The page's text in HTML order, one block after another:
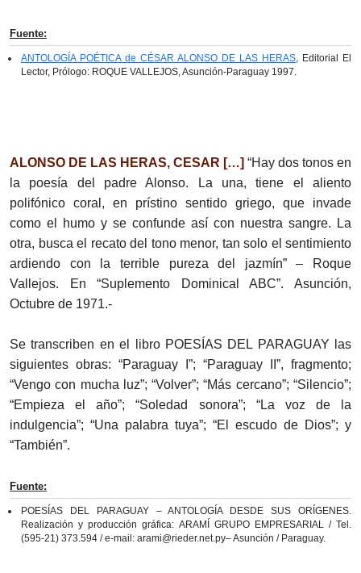
Fuente:
ANTOLOGÍA POÉTICA de CÉSAR ALONSO DE LAS HERAS, Editorial El
Lector, Prólogo: ROQUE VALLEJOS, Asunción-Paraguay 1997.
ALONSO DE LAS HERAS, CESAR […] “Hay dos tonos en
la poesía del padre Alonso. La una, tiene el aliento
polifónico coral, en prístino sentido griego, que invade
como el humo y se confunde así con nuestra sangre. La
otra, busca el recato del tono menor, tan solo el sentimiento
ardiendo con la terrible pureza del jazmín” – Roque
Vallejos. En “Suplemento Dominical ABC”. Asunción,
Octubre de 1971.-
Se transcriben en el libro POESÍAS DEL PARAGUAY las
siguientes obras: “Paraguay I”; “Paraguay II”, fragmento;
“Vengo con mucha luz”; “Volver”; “Más cercano”; “Silencio”;
“Empieza el año”; “Soledad sonora”; “La voz de la
indulgencia”; “Una palabra tuya”; “El escudo de Dios”; y
“También”.
Fuente:
POESÍAS DEL PARAGUAY – ANTOLOGÍA DESDE SUS ORÍGENES.
Realización y producción gráfica: ARAMÍ GRUPO EMPRESARIAL / Tel.
(595-21) 373.594 / e-mail: arami@rieder.net.py– Asunción / Paraguay.